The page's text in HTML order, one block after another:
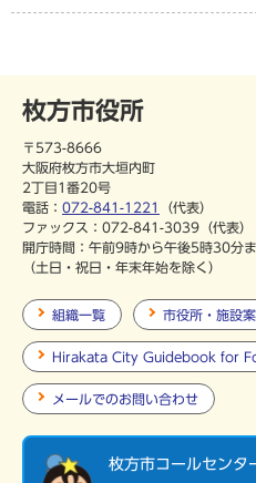
枚方市役所
〒573-8666
大阪府枚方市大垣内町
2丁目1番20号
電話： 072-841-1221
（代表）
ファックス：072-841-3039（代表）
開庁時間：午前9時から午後5時30分
（土日・祝日・年末年始を除く）
組織一覧 市役所・施設
Hirakata City Guidebook for
メールでのお問い合わせ
枚方市コールセンタ